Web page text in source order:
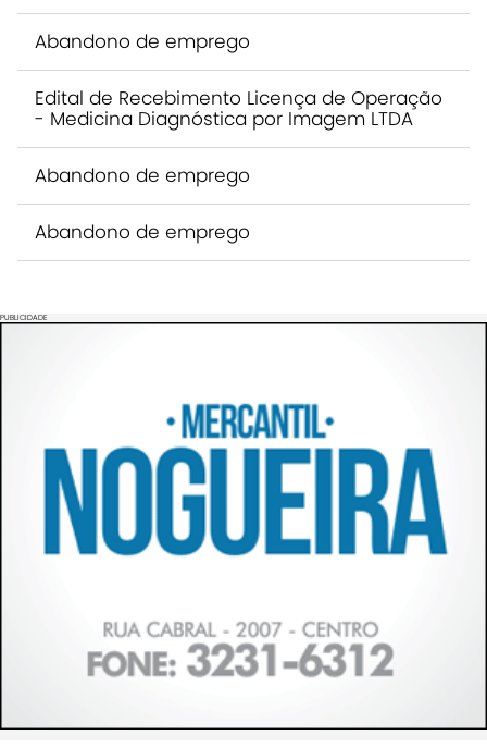
Abandono de emprego
Edital de Recebimento Licença de Operação
- Medicina Diagnóstica por Imagem LTDA
Abandono de emprego
Abandono de emprego
PUBLICIDADE